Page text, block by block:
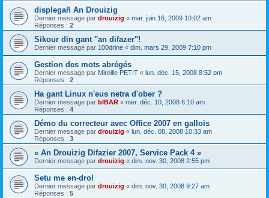
displegañ An Drouizig
Dernier message par drouizig « mar. juin 16, 2009 10:02 am
Réponses : 2
Sikour din gant "an difazer"!
Dernier message par 100drine « dim. mars 29, 2009 7:10 pm
Gestion des mots abrégés
Dernier message par Mireille PETIT « lun. déc. 15, 2008 8:52 pm
Réponses : 2
Ha gant Linux n'eus netra d'ober ?
Dernier message par bIBAR « mer. déc. 10, 2008 6:10 am
Réponses : 4
Démo du correcteur avec Office 2007 en gallois
Dernier message par drouizig « lun. déc. 08, 2008 10:33 am
Réponses : 3
« An Drouizig Difazier 2007, Service Pack 4 »
Dernier message par drouizig « dim. nov. 30, 2008 2:55 pm
Setu me en-dro!
Dernier message par drouizig « dim. nov. 30, 2008 9:27 am
Réponses : 5